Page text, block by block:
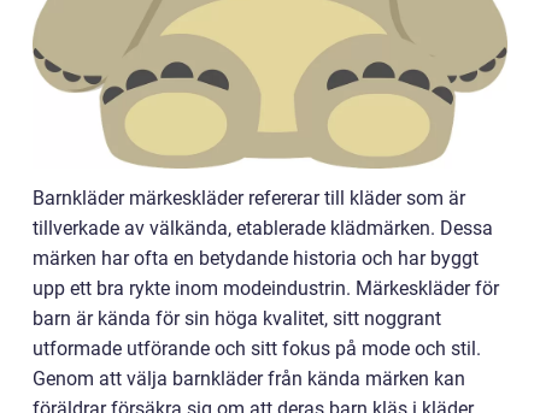
Barnkläder märkeskläder refererar till kläder som är
tillverkade av välkända, etablerade klädmärken. Dessa
märken har ofta en betydande historia och har byggt
upp ett bra rykte inom modeindustrin. Märkeskläder för
barn är kända för sin höga kvalitet, sitt noggrant
utformade utförande och sitt fokus på mode och stil.
Genom att välja barnkläder från kända märken kan
föräldrar försäkra sig om att deras barn kläs i kläder